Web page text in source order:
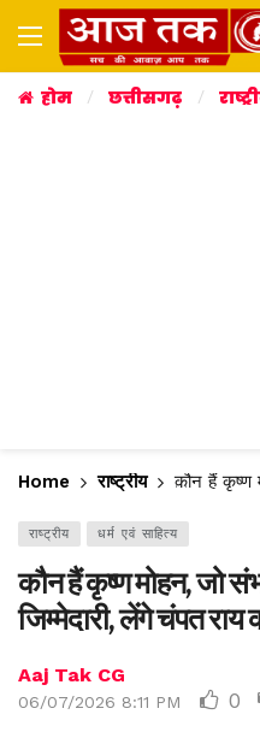
होम छत्तीसगढ़
Home राष्ट्रीय कौन हैं कृष्ण
राष्ट्रीय धर्म एवं साहित्य
कौन हैं कृष्ण मोहन, जो
जिम्मेदारी, लेंगे चंपत राय
Aaj Tak CG
06/07/2026 8:11 PM 0